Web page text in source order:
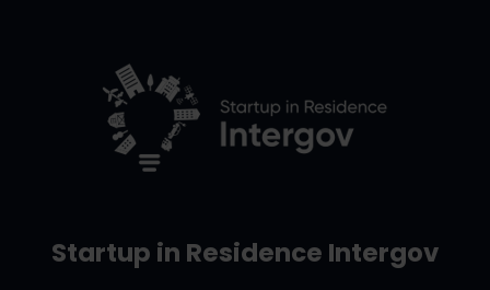
Startup in Residence Intergov